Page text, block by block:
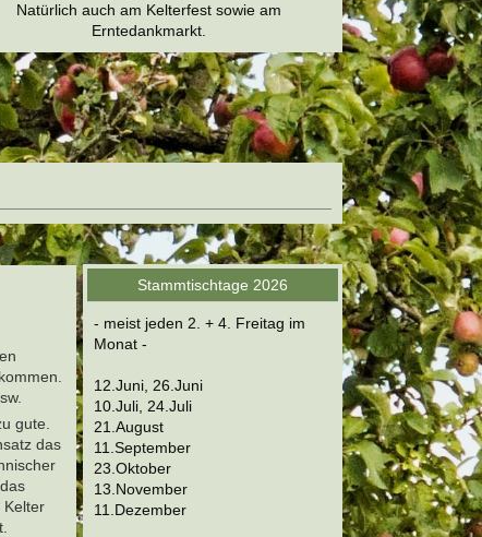
Natürlich auch am Kelterfest sowie am
Erntedankmarkt.
gute.
das
Kelter
Stammtischtage 2026
- meist jeden 2. + 4. Freitag im
Monat -
12.Juni, 26.Juni
10.Juli, 24.Juli
21.August
11.September
23.Oktober
13.November
11.Dezember